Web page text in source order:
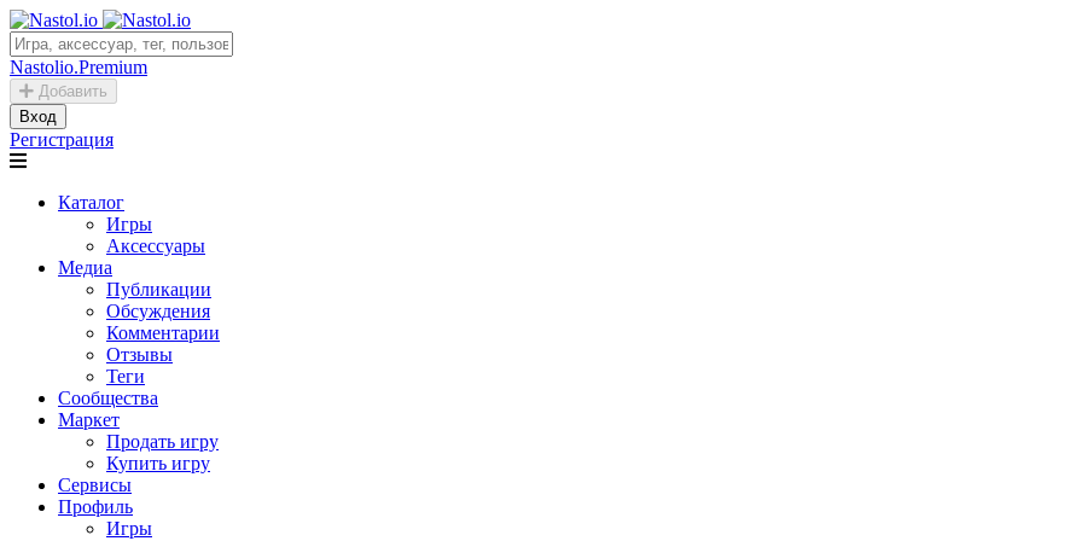
Nastolio.Premium
Добавить
Вход
Регистрация
Каталог
Игры
Аксессуары
Медиа
Публикации
Обсуждения
Комментарии
Отзывы
Теги
Сообщества
Маркет
Продать игру
Купить игру
Сервисы
Профиль
Игры